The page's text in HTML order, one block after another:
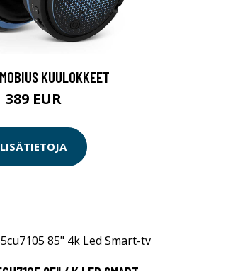
KUULOKKEET
389 EUR
LISÄTIETOJA